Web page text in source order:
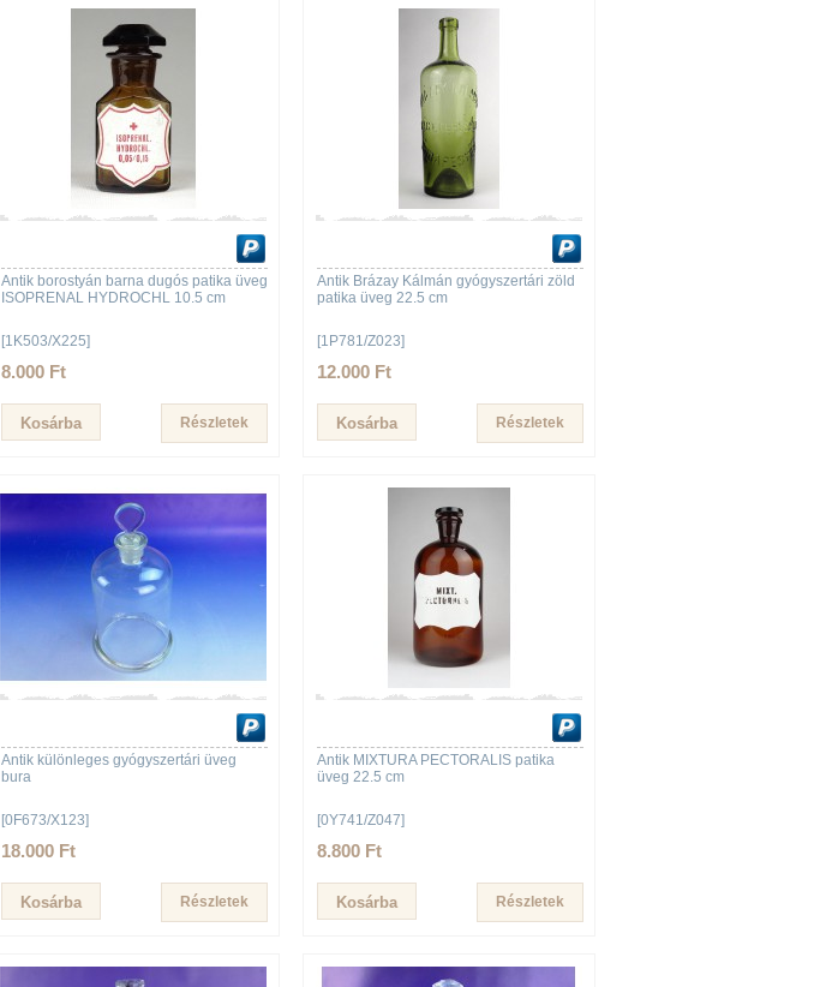
Antik borostyán barna dugós patika üveg
ISOPRENAL HYDROCHL 10.5 cm
[1K503/X225]
8.000 Ft
Részletek
Antik Brázay Kálmán gyógyszertári zöld
patika üveg 22.5 cm
[1P781/Z023]
12.000 Ft
Részletek
Antik különleges gyógyszertári üveg
bura
[0F673/X123]
18.000 Ft
Részletek
Antik MIXTURA PECTORALIS patika
üveg 22.5 cm
[0Y741/Z047]
8.800 Ft
Részletek